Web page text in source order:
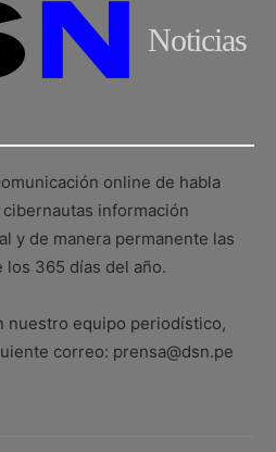
Noticias
online de habla
información
y de manera permanente las
los 365 días del año.
nuestro equipo periodístico,
correo: prensa@dsn.pe